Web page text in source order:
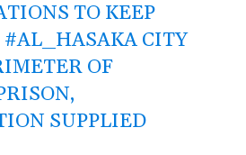
TO KEEP
#AL_HASAKA CITY
OF
SUPPLIED